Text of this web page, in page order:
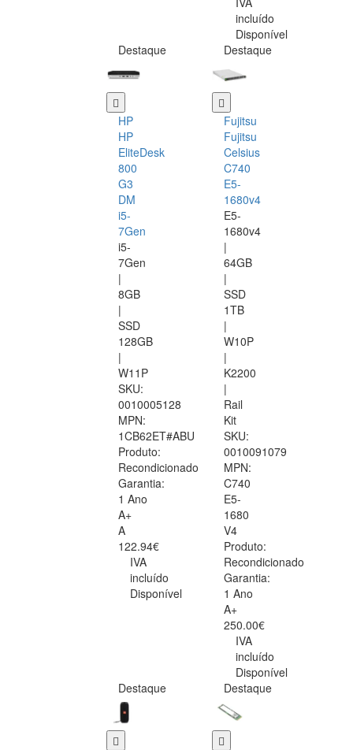
incluído
Disponível
Destaque
HP
HP
EliteDesk
800
G3
DM
i5-
7Gen
i5-
7Gen
|
8GB
|
SSD
128GB
|
W11P
SKU:
0010005128
MPN:
1CB62ET#ABU
Produto:
Recondicionado
Garantia:
1 Ano
A+
A
122.94€
IVA
incluído
Disponível
Destaque
Fujitsu
Fujitsu
Celsius
C740
E5-
1680v4
E5-
1680v4
|
64GB
|
SSD
1TB
|
W10P
|
K2200
|
Rail
Kit
SKU:
0010091079
MPN:
C740
E5-
1680
V4
Produto:
Recondicionado
Garantia:
1 Ano
A+
250.00€
IVA
incluído
Disponível
Destaque
Destaque